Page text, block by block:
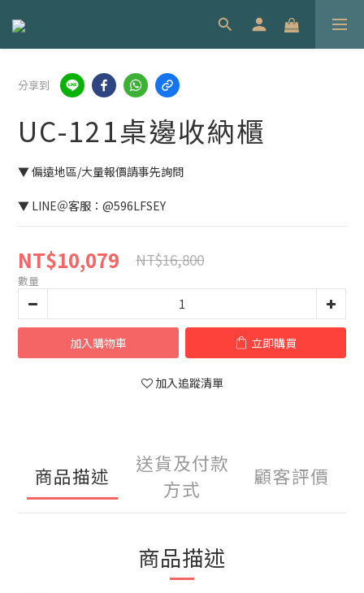
分享到
UC-121桌邊收納櫃
▼ 偏遠地區/大量報價請事先詢問
▼ LINE＠客服：@596LFSEY
NT$10,079 NT$16,800
數量
加入購物車 立即購買
加入追蹤清單
商品描述
送貨及付款
方式
顧客評價
商品描述